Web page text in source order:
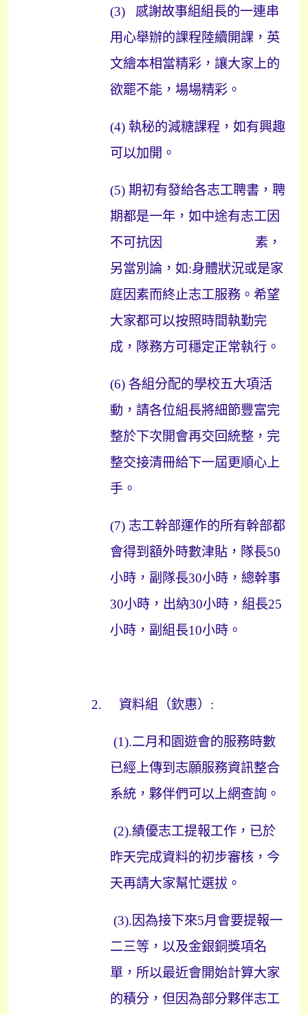
(3) 感謝故事組組長的一連串
用心舉辦的課程陸續開課，英
文繪本相當精彩，讓大家上的
欲罷不能，場場精彩。
(4) 執秘的減糖課程，如有興趣
可以加開。
(5) 期初有發給各志工聘書，聘
期都是一年，如中途有志工因
不可抗因
素，
另當別論，如:身體狀況或是家
庭因素而終止志工服務。希望
大家都可以按照時間執勤完
成，隊務方可穩定正常執行。
(6) 各組分配的學校五大項活
動，請各位組長將細節豐富完
整於下次開會再交回統整，完
整交接清冊給下一屆更順心上
手。
(7) 志工幹部運作的所有幹部都
會得到額外時數津貼，隊長50
小時，副隊長30小時，總幹事
30小時，出納30小時，組長25
小時，副組長10小時。
2. 資料組（欽惠） :
(1).二月和園遊會的服務時數
已經上傳到志願服務資訊整合
系統，夥伴們可以上網查詢。
(2).績優志工提報工作，已於
昨天完成資料的初步審核，今
天再請大家幫忙選拔。
(3).因為接下來5月會要提報一
二三等，以及金銀銅獎項名
單，所以最近會開始計算大家
的積分，但因為部分夥伴志工